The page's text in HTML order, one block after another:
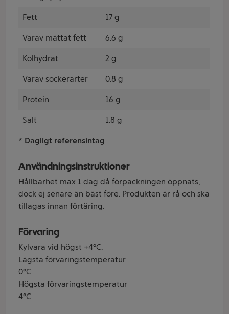
Fett 17 g
Varav mättat fett 6.6 g
Kolhydrat 2 g
Varav sockerarter 0.8 g
Protein 16 g
Salt 1.8 g
* Dagligt referensintag
Användningsinstruktioner
Hållbarhet max 1 dag då förpackningen öppnats,
dock ej senare än bäst före. Produkten är rå och ska
tillagas innan förtäring.
Förvaring
Kylvara vid högst +4°C.
Lägsta förvaringstemperatur
0°C
Högsta förvaringstemperatur
4°C